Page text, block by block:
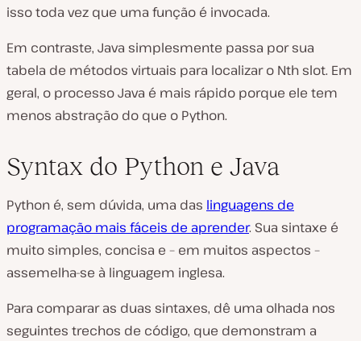
isso toda vez que uma função é invocada.
Em contraste, Java simplesmente passa por sua
tabela de métodos virtuais para localizar o Nth slot. Em
geral, o processo Java é mais rápido porque ele tem
menos abstração do que o Python.
Syntax do Python e Java
Python é, sem dúvida, uma das linguagens de
programação mais fáceis de aprender. Sua sintaxe é
muito simples, concisa e – em muitos aspectos –
assemelha-se à linguagem inglesa.
Para comparar as duas sintaxes, dê uma olhada nos
seguintes trechos de código, que demonstram a